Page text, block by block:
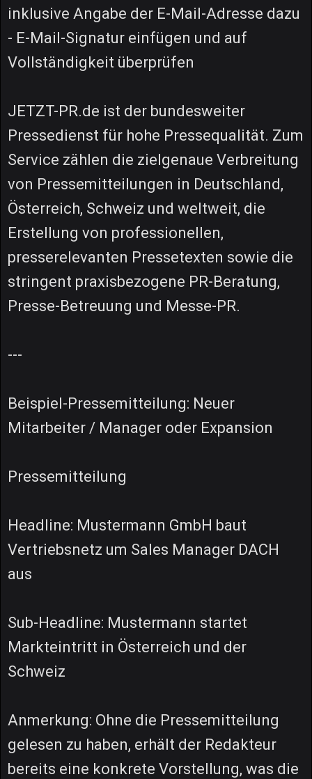
inklusive Angabe der E-Mail-Adresse dazu
- E-Mail-Signatur einfügen und auf
Vollständigkeit überprüfen
JETZT-PR.de ist der bundesweiter
Pressedienst für hohe Pressequalität. Zum
Service zählen die zielgenaue Verbreitung
von Pressemitteilungen in Deutschland,
Österreich, Schweiz und weltweit, die
Erstellung von professionellen,
presserelevanten Pressetexten sowie die
stringent praxisbezogene PR-Beratung,
Presse-Betreuung und Messe-PR.
---
Beispiel-Pressemitteilung: Neuer
Mitarbeiter / Manager oder Expansion
Pressemitteilung
Headline: Mustermann GmbH baut
Vertriebsnetz um Sales Manager DACH
aus
Sub-Headline: Mustermann startet
Markteintritt in Österreich und der
Schweiz
Anmerkung: Ohne die Pressemitteilung
gelesen zu haben, erhält der Redakteur
bereits eine konkrete Vorstellung, was die